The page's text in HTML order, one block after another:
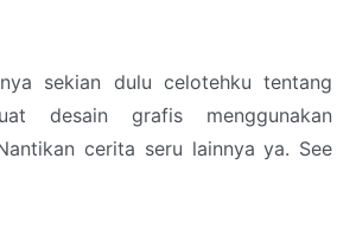
sekian dulu celotehku tentang
desain grafis menggunakan
cerita seru lainnya ya. See